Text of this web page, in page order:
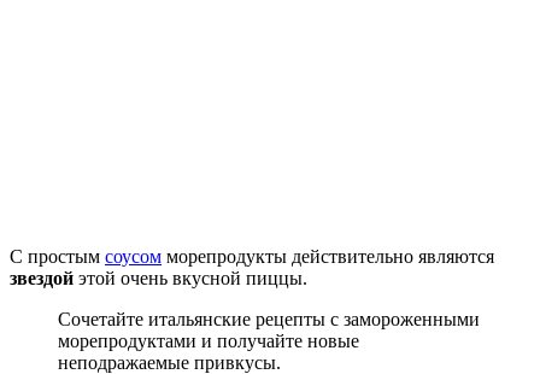
С простым соусом морепродукты действительно являются
звездой этой очень вкусной пиццы.
Сочетайте итальянские рецепты с замороженными
морепродуктами и получайте новые
неподражаемые привкусы.